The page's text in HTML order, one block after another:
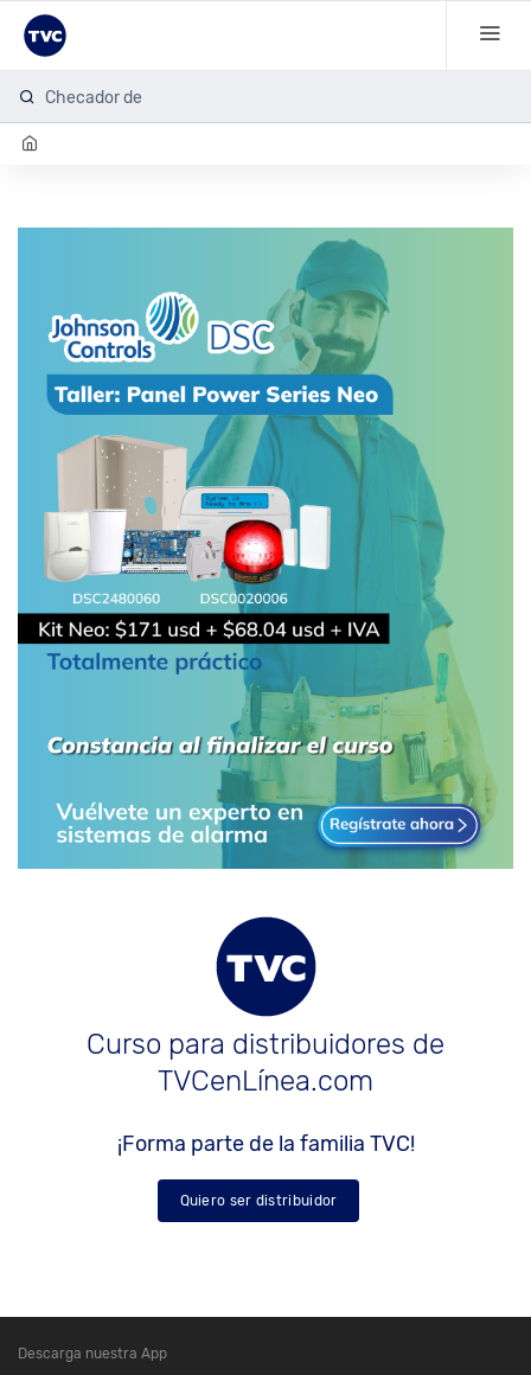
Checador de h
Curso para distribuidores de
TVCenLínea.com
¡Forma parte de la familia TVC!
Quiero ser distribuidor
Descarga nuestra App